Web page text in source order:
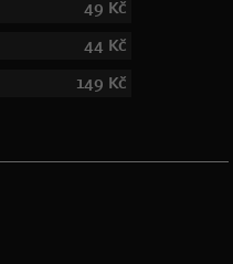
49 Kč
44 Kč
149 Kč